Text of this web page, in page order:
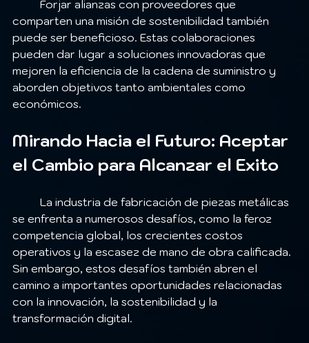
comparten una misión de sostenibilidad también
puede ser beneficioso. Estas colaboraciones
pueden dar lugar a soluciones innovadoras que
mejoren la eficiencia de la cadena de suministro y
aborden objetivos tanto ambientales como
económicos.
Mirando Hacia el Futuro: Aceptar
el Cambio para Alcanzar el Exito
se enfrenta a numerosos desafíos, como la feroz
competencia global, los crecientes costos
operativos y la escasez de mano de obra calificada.
Sin embargo, estos desafíos también abren el
camino a importantes oportunidades relacionadas
con la innovación, la sostenibilidad y la
transformación digital.